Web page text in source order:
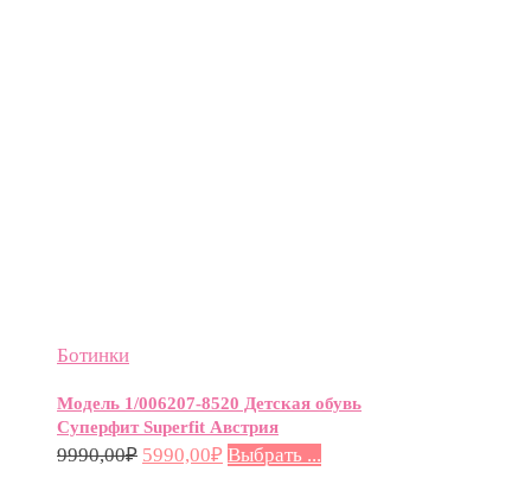
Ботинки
Модель 1/006207-8520 Детская обувь
Суперфит Superfit Австрия
9990,00₽ 5990,00₽ Выбрать ...